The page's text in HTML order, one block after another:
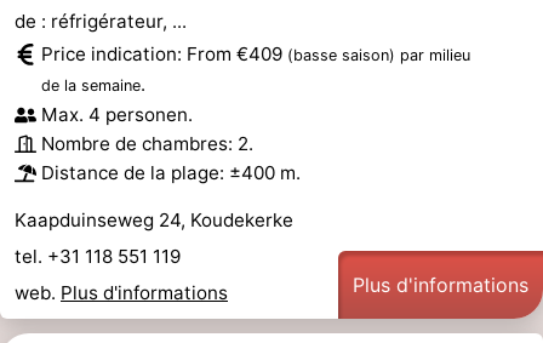
de : réfrigérateur, ...
Price indication: From €409 (basse saison) par milieu
de la semaine.
Max. 4 personen.
Nombre de chambres: 2.
Distance de la plage: ±400 m.
Kaapduinseweg 24, Koudekerke
tel. +31 118 551 119
web. Plus d'informations Plus d'informations